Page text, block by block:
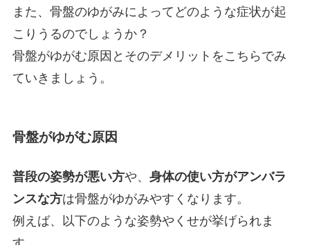
また、骨盤のゆがみによってどのような症状が起
こりうるのでしょうか？
骨盤がゆがむ原因とそのデメリットをこちらでみ
ていきましょう。
骨盤がゆがむ原因
普段の姿勢が悪い方や、 身体の使い方がアンバラ
ンスな方は骨盤がゆがみやすくなります。
例えば、以下のような姿勢やくせが挙げられま